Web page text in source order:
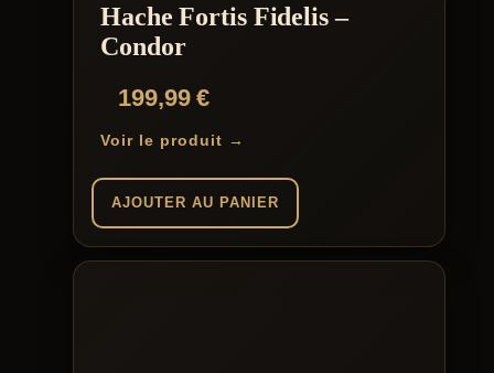
Hache Fortis Fidelis –
Condor
199,99€
Voir le produit →
AJOUTER AU PANIER